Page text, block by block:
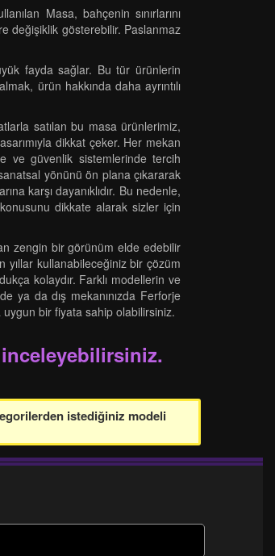
Masa, bahçenin sınırlarını
değişiklik gösterebilir. Paslanmaz
fayda sağlar. Bu tür ürünlerin
ürün hakkında daha ayrıntılı
satılan bu masa ürünlerimiz,
dikkat çeker. Her mekan
ve güvenlik sistemlerinde tercih
yönünü ön plana çıkararak
karşı dayanıklıdır. Bu nedenle,
dikkate alarak sizler için
zengin bir görünüm elde edebilir
yıllar kullanabileceğiniz bir çözüm
kolaydır. Farklı modellerin ve
ya da dış mekanınızda Ferforje
uygun bir fiyata sahip olabilirsiniz.
istediğiniz modeli